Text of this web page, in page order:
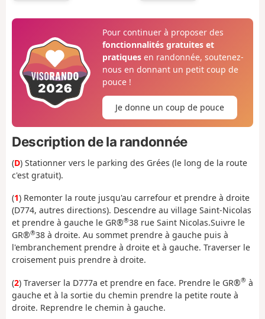
Pour continuer à proposer des
fonctionnalités gratuites et
pratiquesen randonnée, soutenez-
nous en donnant un petit coup de
pouce !
Je donne un coup de pouce
Description de la randonnée
(D) Stationner vers le parking des Grées (le long de la route
c'est gratuit).
(1) Remonter la route jusqu'au carrefour et prendre à droite
(D774, autres directions). Descendre au village Saint-Nicolas
et prendre à gauche le GR®®38 rue Saint Nicolas.Suivre le
GR®®38 à droite. Au sommet prendre à gauche puis à
l'embranchement prendre à droite et à gauche. Traverser le
croisement puis prendre à droite.
(2) Traverser la D777a et prendre en face. Prendre le GR®® à
gauche et à la sortie du chemin prendre la petite route à
droite. Reprendre le chemin à gauche.